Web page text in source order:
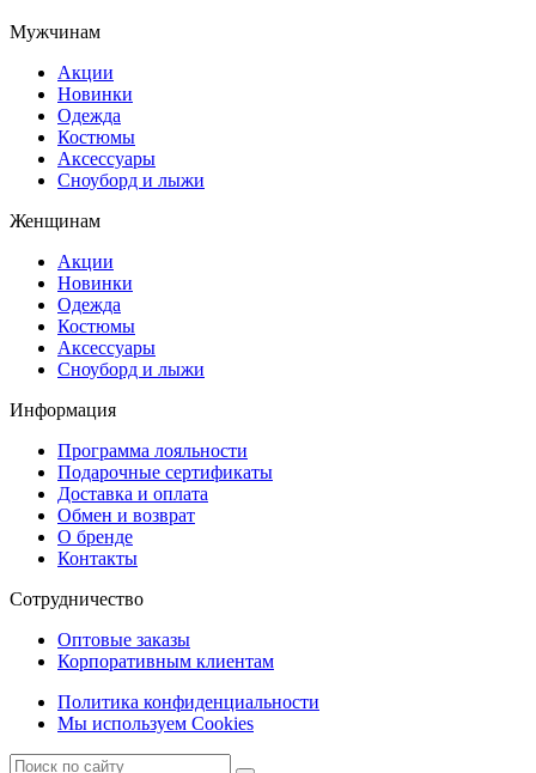
Мужчинам
Акции
Новинки
Одежда
Костюмы
Аксессуары
Сноуборд и лыжи
Женщинам
Акции
Новинки
Одежда
Костюмы
Аксессуары
Сноуборд и лыжи
Информация
Программа лояльности
Подарочные сертификаты
Доставка и оплата
Обмен и возврат
О бренде
Контакты
Сотрудничество
Оптовые заказы
Корпоративным клиентам
Политика конфиденциальности
Мы используем Cookies